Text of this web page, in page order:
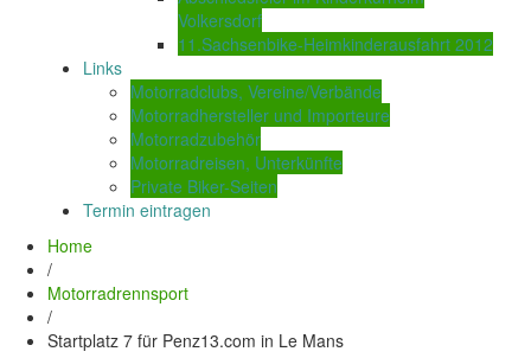
Volkersdorf
11.Sachsenbike-Heimkinderausfahrt 2012
Links
Motorradclubs, Vereine/Verbände
Motorradhersteller und Importeure
Motorradzubehör
Motorradreisen, Unterkünfte
Private Biker-Seiten
Termin eintragen
Home
/
Motorradrennsport
/
Startplatz 7 für Penz13.com in Le Mans